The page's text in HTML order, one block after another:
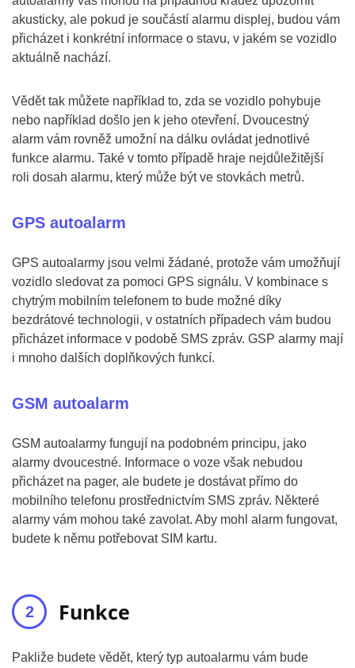
akusticky, ale pokud je součástí alarmu displej, budou vám
přicházet i konkrétní informace o stavu, v jakém se vozidlo
aktuálně nachází.
Vědět tak můžete například to, zda se vozidlo pohybuje
nebo například došlo jen k jeho otevření. Dvoucestný
alarm vám rovněž umožní na dálku ovládat jednotlivé
funkce alarmu. Také v tomto případě hraje nejdůležitější
roli dosah alarmu, který může být ve stovkách metrů.
GPS autoalarm
GPS autoalarmy jsou velmi žádané, protože vám umožňují
vozidlo sledovat za pomoci GPS signálu. V kombinace s
chytrým mobilním telefonem to bude možné díky
bezdrátové technologii, v ostatních případech vám budou
přicházet informace v podobě SMS zpráv. GSP alarmy mají
i mnoho dalších doplňkových funkcí.
GSM autoalarm
GSM autoalarmy fungují na podobném principu, jako
alarmy dvoucestné. Informace o voze však nebudou
přicházet na pager, ale budete je dostávat přímo do
mobilního telefonu prostřednictvím SMS zpráv. Některé
alarmy vám mohou také zavolat. Aby mohl alarm fungovat,
budete k němu potřebovat SIM kartu.
Funkce
Pakliže budete vědět, který typ autoalarmu vám bude